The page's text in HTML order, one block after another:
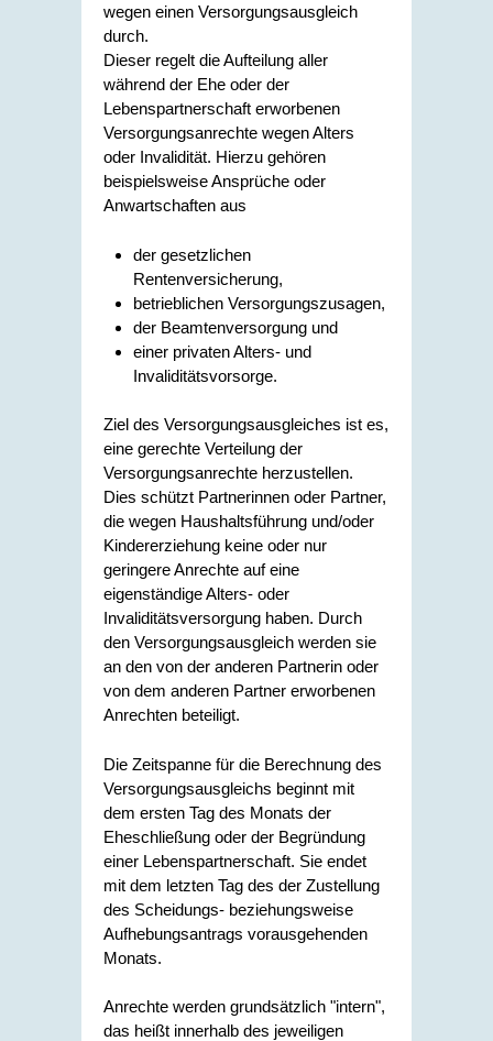
wegen einen Versorgungsausgleich
durch.
Dieser regelt die Aufteilung aller
während der Ehe oder der
Lebenspartnerschaft erworbenen
Versorgungsanrechte wegen Alters
oder Invalidität. Hierzu gehören
beispielsweise Ansprüche oder
Anwartschaften aus
der gesetzlichen
Rentenversicherung,
betrieblichen Versorgungszusagen,
der Beamtenversorgung und
einer privaten Alters- und
Invaliditätsvorsorge.
Ziel des Versorgungsausgleiches ist es,
eine gerechte Verteilung der
Versorgungsanrechte herzustellen.
Dies schützt Partnerinnen oder Partner,
die wegen Haushaltsführung und/oder
Kindererziehung keine oder nur
geringere Anrechte auf eine
eigenständige Alters- oder
Invaliditätsversorgung haben. Durch
den Versorgungsausgleich werden sie
an den von der anderen Partnerin oder
von dem anderen Partner erworbenen
Anrechten beteiligt.
Die Zeitspanne für die Berechnung des
Versorgungsausgleichs beginnt mit
dem ersten Tag des Monats der
Eheschließung oder der Begründung
einer Lebenspartnerschaft. Sie endet
mit dem letzten Tag des der Zustellung
des Scheidungs- beziehungsweise
Aufhebungsantrags vorausgehenden
Monats.
Anrechte werden grundsätzlich "intern",
das heißt innerhalb des jeweiligen